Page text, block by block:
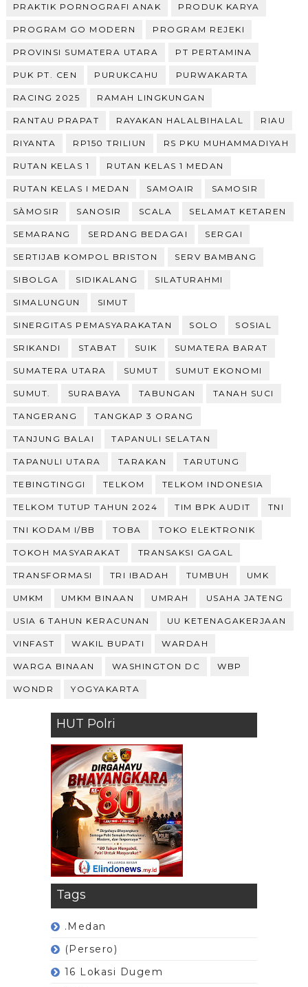
PRAKTIK PORNOGRAFI ANAK PRODUK KARYA
PROGRAM GO MODERN PROGRAM REJEKI
PROVINSI SUMATERA UTARA PT PERTAMINA
PUK PT. CEN PURUKCAHU PURWAKARTA
RACING 2025 RAMAH LINGKUNGAN
RANTAU PRAPAT RAYAKAN HALALBIHALAL RIAU
RIYANTA RP150 TRILIUN RS PKU MUHAMMADIYAH
RUTAN KELAS 1 RUTAN KELAS 1 MEDAN
RUTAN KELAS I MEDAN SAMOAIR SAMOSIR
SÀMOSIR SANOSIR SCALA SELAMAT KETAREN
SEMARANG SERDANG BEDAGAI SERGAI
SERTIJAB KOMPOL BRISTON SERV BAMBANG
SIBOLGA SIDIKALANG SILATURAHMI
SIMALUNGUN SIMUT
SINERGITAS PEMASYARAKATAN SOLO SOSIAL
SRIKANDI STABAT SUIK SUMATERA BARAT
SUMATERA UTARA SUMUT SUMUT EKONOMI
SUMUT. SURABAYA TABUNGAN TANAH SUCI
TANGERANG TANGKAP 3 ORANG
TANJUNG BALAI TAPANULI SELATAN
TAPANULI UTARA TARAKAN TARUTUNG
TEBINGTINGGI TELKOM TELKOM INDONESIA
TELKOM TUTUP TAHUN 2024 TIM BPK AUDIT TNI
TNI KODAM I/BB TOBA TOKO ELEKTRONIK
TOKOH MASYARAKAT TRANSAKSI GAGAL
TRANSFORMASI TRI IBADAH TUMBUH UMK
UMKM UMKM BINAAN UMRAH USAHA JATENG
USIA 6 TAHUN KERACUNAN UU KETENAGAKERJAAN
VINFAST WAKIL BUPATI WARDAH
WARGA BINAAN WASHINGTON DC WBP
WONDR YOGYAKARTA
HUT Polri
Tags
.Medan
(Persero)
16 Lokasi Dugem